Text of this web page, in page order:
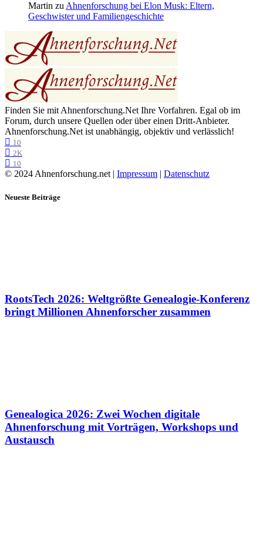
Martin zu Ahnenforschung bei Elon Musk: Eltern,
Geschwister und Familiengeschichte
Finden Sie mit Ahnenforschung.Net Ihre Vorfahren. Egal ob im
Forum, durch unsere Quellen oder über einen Dritt-Anbieter.
Ahnenforschung.Net ist unabhängig, objektiv und verlässlich!
10
2K
10
© 2024 Ahnenforschung.net | Impressum | Datenschutz
Neueste Beiträge
RootsTech 2026: Weltgrößte Genealogie-Konferenz
bringt Millionen Ahnenforscher zusammen
Genealogica 2026: Zwei Wochen digitale
Ahnenforschung mit Vorträgen, Workshops und
Austausch